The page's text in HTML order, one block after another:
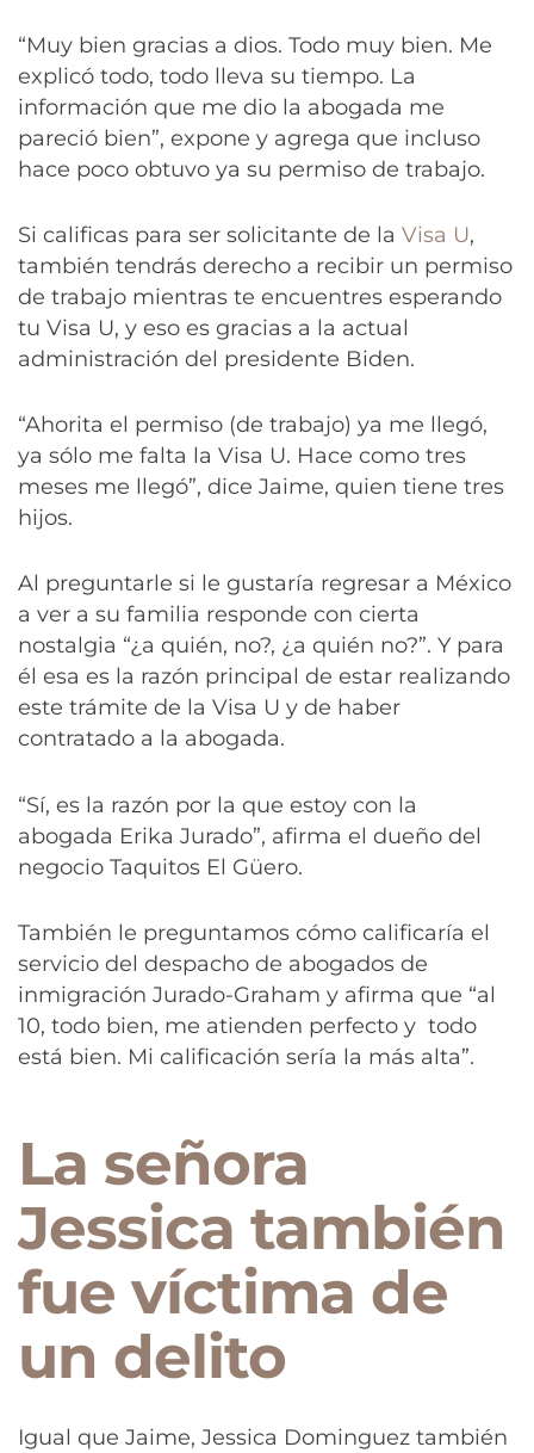
“Muy bien gracias a dios. Todo muy bien. Me
explicó todo, todo lleva su tiempo. La
información que me dio la abogada me
pareció bien”, expone y agrega que incluso
hace poco obtuvo ya su permiso de trabajo.
Si calificas para ser solicitante de la Visa U,
también tendrás derecho a recibir un permiso
de trabajo mientras te encuentres esperando
tu Visa U, y eso es gracias a la actual
administración del presidente Biden.
“Ahorita el permiso (de trabajo) ya me llegó,
ya sólo me falta la Visa U. Hace como tres
meses me llegó”, dice Jaime, quien tiene tres
hijos.
Al preguntarle si le gustaría regresar a México
a ver a su familia responde con cierta
nostalgia “¿a quién, no?, ¿a quién no?”. Y para
él esa es la razón principal de estar realizando
este trámite de la Visa U y de haber
contratado a la abogada.
“Sí, es la razón por la que estoy con la
abogada Erika Jurado”, afirma el dueño del
negocio Taquitos El Güero.
También le preguntamos cómo calificaría el
servicio del despacho de abogados de
inmigración Jurado-Graham y afirma que “al
10, todo bien, me atienden perfecto y todo
está bien. Mi calificación sería la más alta”.
La señora
Jessica también
fue víctima de
un delito
Igual que Jaime, Jessica Dominguez también